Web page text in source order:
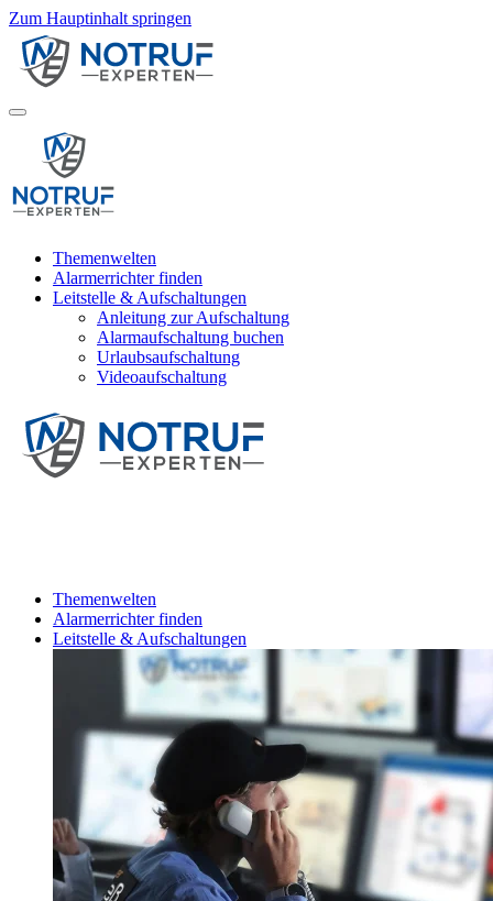
Zum Hauptinhalt springen
Themenwelten
Alarmerrichter finden
Leitstelle & Aufschaltungen
Anleitung zur Aufschaltung
Alarmaufschaltung buchen
Urlaubsaufschaltung
Videoaufschaltung
Themenwelten
Alarmerrichter finden
Leitstelle & Aufschaltungen